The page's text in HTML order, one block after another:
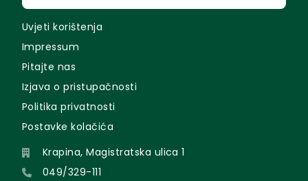
Uvjeti korištenja
Impressum
Pitajte nas
Izjava o pristupačnosti
Politika privatnosti
Postavke kolačića
Krapina, Magistratska ulica 1
049/329-111